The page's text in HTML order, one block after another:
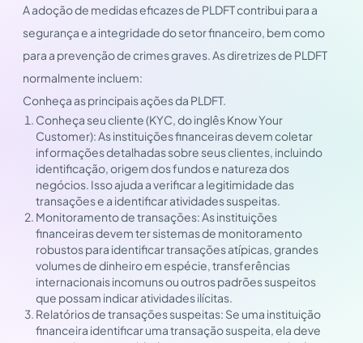
A adoção de medidas eficazes de PLDFT contribui para a
segurança e a integridade do setor financeiro, bem como
para a prevenção de crimes graves. As diretrizes de PLDFT
normalmente incluem:
Conheça as principais ações da PLDFT.
Conheça seu cliente (KYC, do inglês Know Your
Customer): As instituições financeiras devem coletar
informações detalhadas sobre seus clientes, incluindo
identificação, origem dos fundos e natureza dos
negócios. Isso ajuda a verificar a legitimidade das
transações e a identificar atividades suspeitas.
Monitoramento de transações: As instituições
financeiras devem ter sistemas de monitoramento
robustos para identificar transações atípicas, grandes
volumes de dinheiro em espécie, transferências
internacionais incomuns ou outros padrões suspeitos
que possam indicar atividades ilícitas.
Relatórios de transações suspeitas: Se uma instituição
financeira identificar uma transação suspeita, ela deve